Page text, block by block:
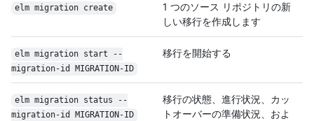
elm migration create
1 つのソース リポジトリの新
しい移行を作成します
elm migration start --
migration-id MIGRATION-ID
移行を開始する
elm migration status --
migration-id MIGRATION-ID
移行の状態、進行状況、カッ
トオーバーの準備状況、およ